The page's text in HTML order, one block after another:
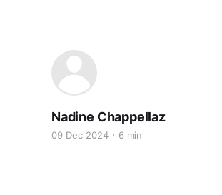
Nadine Chappellaz
09 Dec 2024 6 min